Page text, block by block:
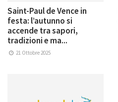
Saint-Paul de Vence in
festa: l’autunno si
accende tra sapori,
tradizioni e ma...
21 Ottobre 2025